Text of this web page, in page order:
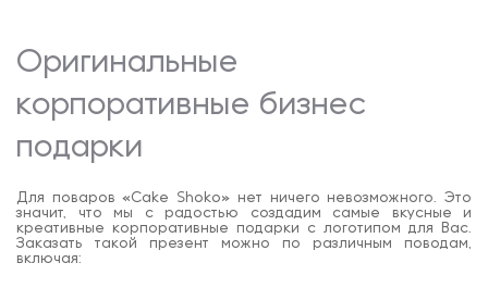
Оригинальные
корпоративные бизнес
подарки
Для поваров «Cake Shoko» нет ничего невозможного. Это
значит, что мы с радостью создадим самые вкусные и
креативные корпоративные подарки с логотипом для Вас.
Заказать такой презент можно по различным поводам,
включая: